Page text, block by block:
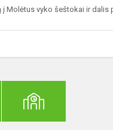
į Molėtus vyko šeštokai ir dalis